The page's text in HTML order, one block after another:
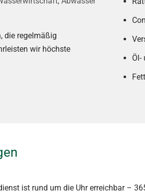
die regelmäßig
wir höchste
Öl-
ist rund um die Uhr erreichbar –